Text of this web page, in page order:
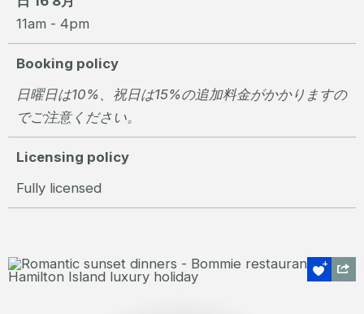
11am - 4pm
Booking policy
日曜日は10%、祝日は15%の追加料金がかかりますの
でご注意ください。
Licensing policy
Fully licensed